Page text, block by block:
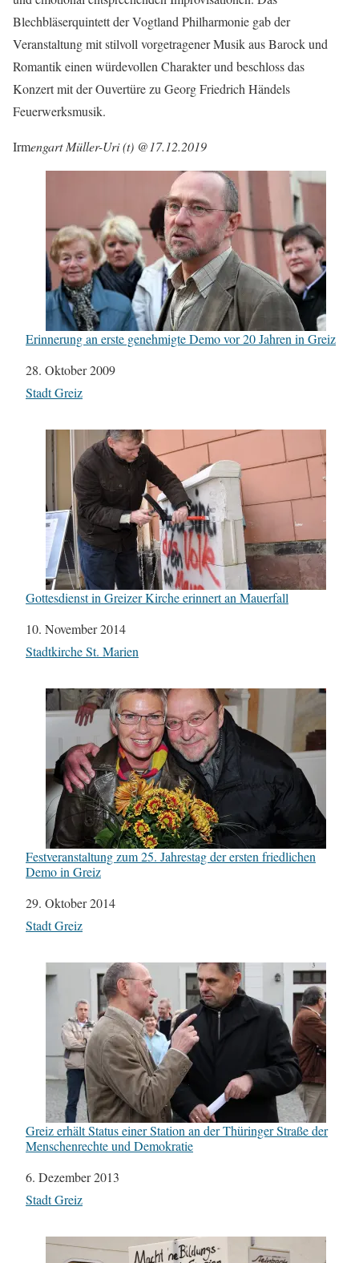
Blechbläserquintett der Vogtland Philharmonie gab der
Veranstaltung mit stilvoll vorgetragener Musik aus Barock und
Romantik einen würdevollen Charakter und beschloss das
Konzert mit der Ouvertüre zu Georg Friedrich Händels
Feuerwerksmusik.
Irmengart Müller-Uri (t) @17.12.2019
Erinnerung an erste genehmigte Demo vor 20 Jahren in Greiz
Datum
28. Oktober 2009
In Bezug auf
Stadt Greiz
Gottesdienst in Greizer Kirche erinnert an Mauerfall
Datum
10. November 2014
In Bezug auf
Stadtkirche St. Marien
Festveranstaltung zum 25. Jahrestag der ersten friedlichen
Demo in Greiz
Datum
29. Oktober 2014
In Bezug auf
Stadt Greiz
Greiz erhält Status einer Station an der Thüringer Straße der
Menschenrechte und Demokratie
Datum
6. Dezember 2013
In Bezug auf
Stadt Greiz